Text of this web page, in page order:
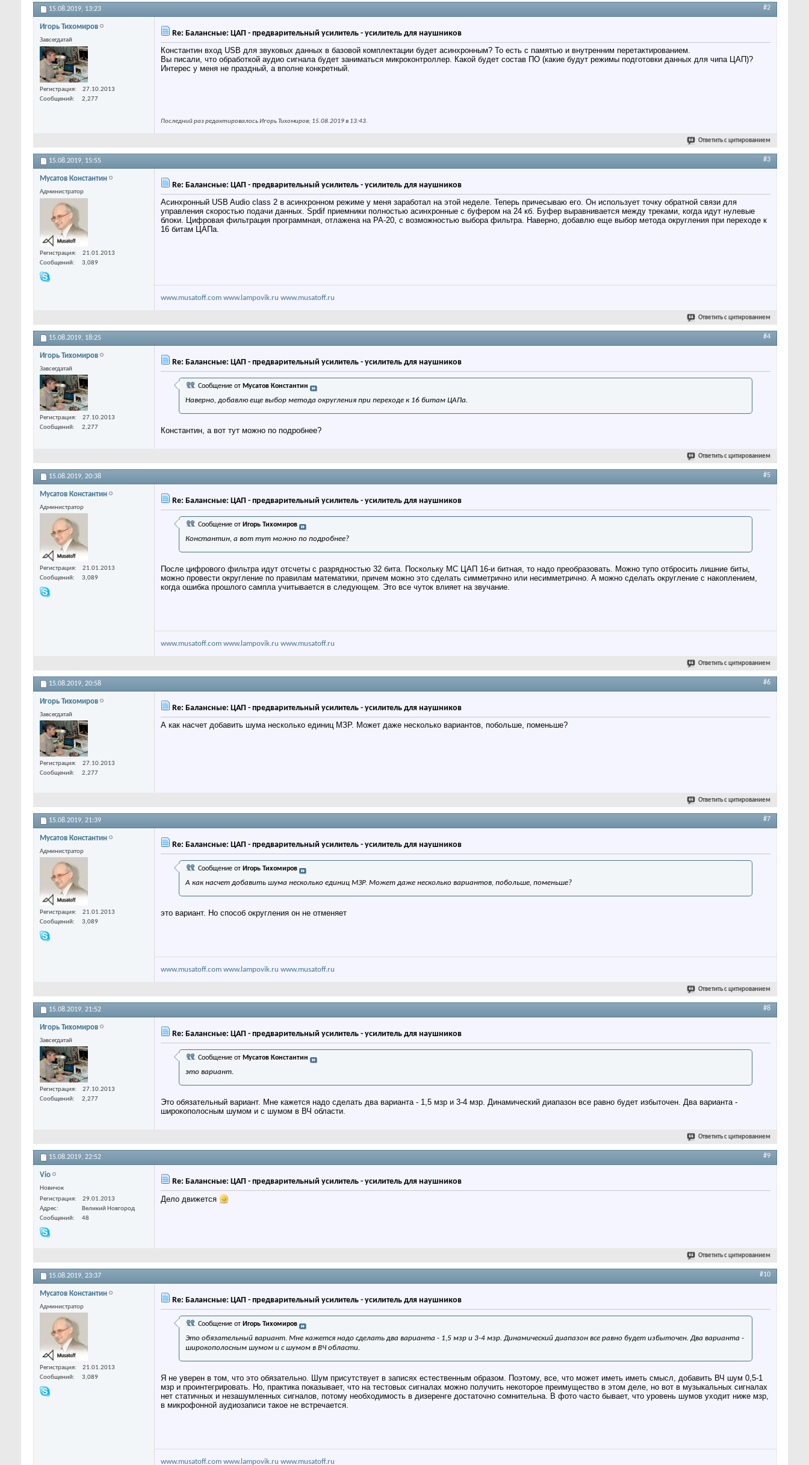
15.08.2019, 13:23 #2
Игорь Тихомиров
Завсегдатай
Регистрация
27.10.2013
Сообщений
2,277
Re: Балансные: ЦАП - предварительный усилитель - усилитель для наушников
Константин вход USB для звуковых данных в базовой комплектации будет асинхронным? То есть с памятью и внутренним перетактированием.
Вы писали, что обработкой аудио сигнала будет заниматься микроконтроллер. Какой будет состав ПО (какие будут режимы подготовки данных для чипа ЦАП)?
Интерес у меня не праздный, а вполне конкретный.
Последний раз редактировалось Игорь Тихомиров; 15.08.2019 в 13:43.
Ответить с цитированием
15.08.2019, 15:55 #3
Мусатов Константин
Администратор
Регистрация
21.01.2013
Сообщений
3,089
Re: Балансные: ЦАП - предварительный усилитель - усилитель для наушников
Асинхронный USB Audio class 2 в асинхронном режиме у меня заработал на этой неделе. Теперь причесываю его. Он использует точку обратной связи для
управления скоростью подачи данных. Spdif приемники полностью асинхронные с буфером на 24 кб. Буфер выравнивается между треками, когда идут нулевые
блоки. Цифровая фильтрация программная, отлажена на РА-20, с возможностью выбора фильтра. Наверно, добавлю еще выбор метода округления при переходе к
16 битам ЦАПа.
www.musatoff.com www.lampovik.ru www.musatoff.ru
Ответить с цитированием
15.08.2019, 18:25 #4
Игорь Тихомиров
Завсегдатай
Регистрация
27.10.2013
Сообщений
2,277
Re: Балансные: ЦАП - предварительный усилитель - усилитель для наушников
Сообщение от Мусатов Константин
Наверно, добавлю еще выбор метода округления при переходе к 16 битам ЦАПа.
Константин, а вот тут можно по подробнее?
Ответить с цитированием
15.08.2019, 20:38 #5
Мусатов Константин
Администратор
Регистрация
21.01.2013
Сообщений
3,089
Re: Балансные: ЦАП - предварительный усилитель - усилитель для наушников
Сообщение от Игорь Тихомиров
Константин, а вот тут можно по подробнее?
После цифрового фильтра идут отсчеты с разрядностью 32 бита. Поскольку МС ЦАП 16-и битная, то надо преобразовать. Можно тупо отбросить лишние биты,
можно провести округление по правилам математики, причем можно это сделать симметрично или несимметрично. А можно сделать округление с накоплением,
когда ошибка прошлого сампла учитывается в следующем. Это все чуток влияет на звучание.
www.musatoff.com www.lampovik.ru www.musatoff.ru
Ответить с цитированием
15.08.2019, 20:58 #6
Игорь Тихомиров
Завсегдатай
Регистрация
27.10.2013
Сообщений
2,277
Re: Балансные: ЦАП - предварительный усилитель - усилитель для наушников
А как насчет добавить шума несколько единиц МЗР. Может даже несколько вариантов, побольше, поменьше?
Ответить с цитированием
15.08.2019, 21:39 #7
Мусатов Константин
Администратор
Регистрация
21.01.2013
Сообщений
3,089
Re: Балансные: ЦАП - предварительный усилитель - усилитель для наушников
Сообщение от Игорь Тихомиров
А как насчет добавить шума несколько единиц МЗР. Может даже несколько вариантов, побольше, поменьше?
это вариант. Но способ округления он не отменяет
www.musatoff.com www.lampovik.ru www.musatoff.ru
Ответить с цитированием
15.08.2019, 21:52 #8
Игорь Тихомиров
Завсегдатай
Регистрация
27.10.2013
Сообщений
2,277
Re: Балансные: ЦАП - предварительный усилитель - усилитель для наушников
Сообщение от Мусатов Константин
это вариант.
Это обязательный вариант. Мне кажется надо сделать два варианта - 1,5 мзр и 3-4 мзр. Динамический диапазон все равно будет избыточен. Два варианта -
широкополосным шумом и с шумом в ВЧ области.
Ответить с цитированием
15.08.2019, 22:52 #9
Vio
Новичок
Регистрация
29.01.2013
Адрес
Великий Новгород
Сообщений
48
Re: Балансные: ЦАП - предварительный усилитель - усилитель для наушников
Дело движется
Ответить с цитированием
15.08.2019, 23:37 #10
Мусатов Константин
Администратор
Регистрация
21.01.2013
Сообщений
3,089
Re: Балансные: ЦАП - предварительный усилитель - усилитель для наушников
Сообщение от Игорь Тихомиров
Это обязательный вариант. Мне кажется надо сделать два варианта - 1,5 мзр и 3-4 мзр. Динамический диапазон все равно будет избыточен. Два варианта -
широкополосным шумом и с шумом в ВЧ области.
Я не уверен в том, что это обязательно. Шум присутствует в записях естественным образом. Поэтому, все, что может иметь иметь смысл, добавить ВЧ шум 0,5-1
мзр и проинтегрировать. Но, практика показывает, что на тестовых сигналах можно получить некоторое преимущество в этом деле, но вот в музыкальных сигналах
нет статичных и незашумленных сигналов, потому необходимость в дизеренге достаточно сомнительна. В фото часто бывает, что уровень шумов уходит ниже мзр,
в микрофонной аудиозаписи такое не встречается.
www.musatoff.com www.lampovik.ru www.musatoff.ru